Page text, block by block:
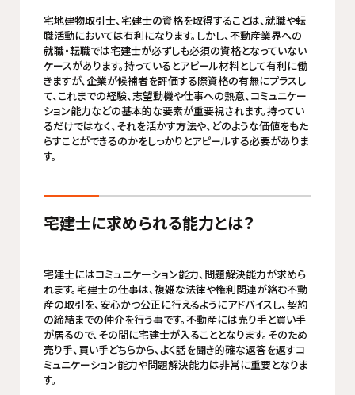
宅地建物取引士、宅建士の資格を取得することは、就職や転
職活動においては有利になります。しかし、不動産業界への
就職・転職では宅建士が必ずしも必須の資格となっていない
ケースがあります。持っているとアピール材料として有利に働
きますが、企業が候補者を評価する際資格の有無にプラスし
て、これまでの経験、志望動機や仕事への熱意、コミュニケー
ション能力などの基本的な要素が重要視されます。持ってい
るだけではなく、それを活かす方法や、どのような価値をもた
らすことができるのかをしっかりとアピールする必要がありま
す。
宅建士に求められる能力とは？
宅建士にはコミュニケーション能力、問題解決能力が求めら
れます。宅建士の仕事は、複雑な法律や権利関連が絡む不動
産の取引を、安心かつ公正に行えるようにアドバイスし、契約
の締結までの仲介を行う事です。不動産には売り手と買い手
が居るので、その間に宅建士が入ることとなります。そのため
売り手、買い手どちらから、よく話を聞き的確な返答を返すコ
ミュニケーション能力や問題解決能力は非常に重要となりま
す。